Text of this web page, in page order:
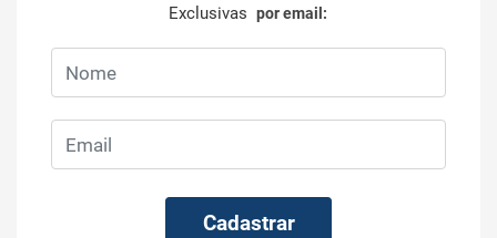
Exclusivaspor email:
Cadastrar